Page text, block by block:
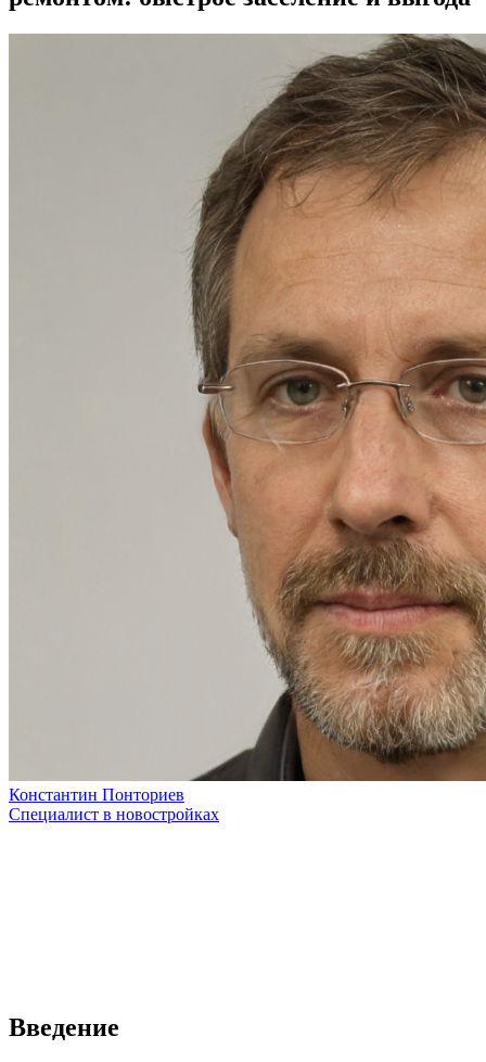
Константин Понториев
Специалист в новостройках
Введение